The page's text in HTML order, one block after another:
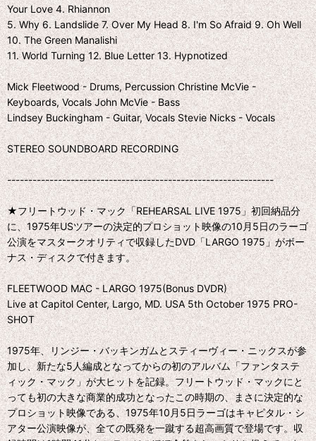
Your Love 4. Rhiannon
5. Why 6. Landslide 7. Over My Head 8. I'm So Afraid 9. Oh Well
10. The Green Manalishi
11. World Turning 12. Blue Letter 13. Hypnotized
Mick Fleetwood - Drums, Percussion Christine McVie -
Keyboards, Vocals John McVie - Bass
Lindsey Buckingham - Guitar, Vocals Stevie Nicks - Vocals
STEREO SOUNDBOARD RECORDING
---------------------------------------------------------------
★フリートウッド・マック「REHEARSAL LIVE 1975」初回納品分
に、1975年USツアーの決定的プロショット映像の10月5日のラーゴ
公演をマスタークオリティで収録したDVD「LARGO 1975」がボー
ナス・ディスクで付きます。
FLEETWOOD MAC - LARGO 1975(Bonus DVDR)
Live at Capitol Center, Largo, MD. USA 5th October 1975 PRO-
SHOT
1975年、リンジー・バッキンガムとスティーヴィー・ニックスが参
加し、新たな5人編成となってからの初のアルバム「ファンタステ
ィック・マック」が大ヒットを記録。フリートウッド・マックにと
っても初の大きな商業的成功となったこの時期の、まさに決定的な
プロショット映像である、1975年10月5日ラーゴはキャピタル・シ
アター公演映像が、全ての既発を一蹴する超高画質で登場です。収